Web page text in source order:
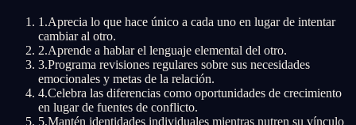
1 .Aprecia lo que hace único a cada uno en lugar de intentar
cambiar al otro.
2.Aprende a hablar el lenguaje elemental del otro.
3.Programa revisiones regulares sobre sus necesidades
emocionales y metas de la relación.
4.Celebra las diferencias como oportunidades de crecimiento
en lugar de fuentes de conflicto.
5.Mantén identidades individuales mientras nutren su vínculo